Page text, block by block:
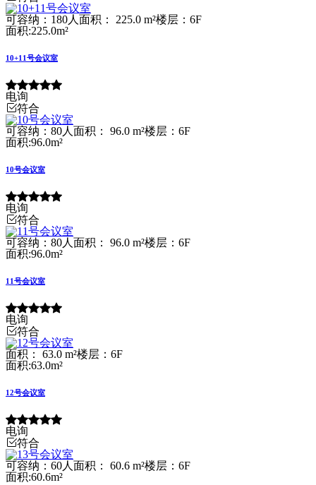
可容纳：180人 面积： 225.0 m²楼层：6F
面积:225.0m²
10+11号会议室
电询
符合
可容纳：80人 面积： 96.0 m²楼层：6F
面积:96.0m²
10号会议室
电询
符合
可容纳：80人 面积： 96.0 m²楼层：6F
面积:96.0m²
11号会议室
电询
符合
面积： 63.0 m²楼层：6F
面积:63.0m²
12号会议室
电询
符合
可容纳：60人 面积： 60.6 m²楼层：6F
面积:60.6m²